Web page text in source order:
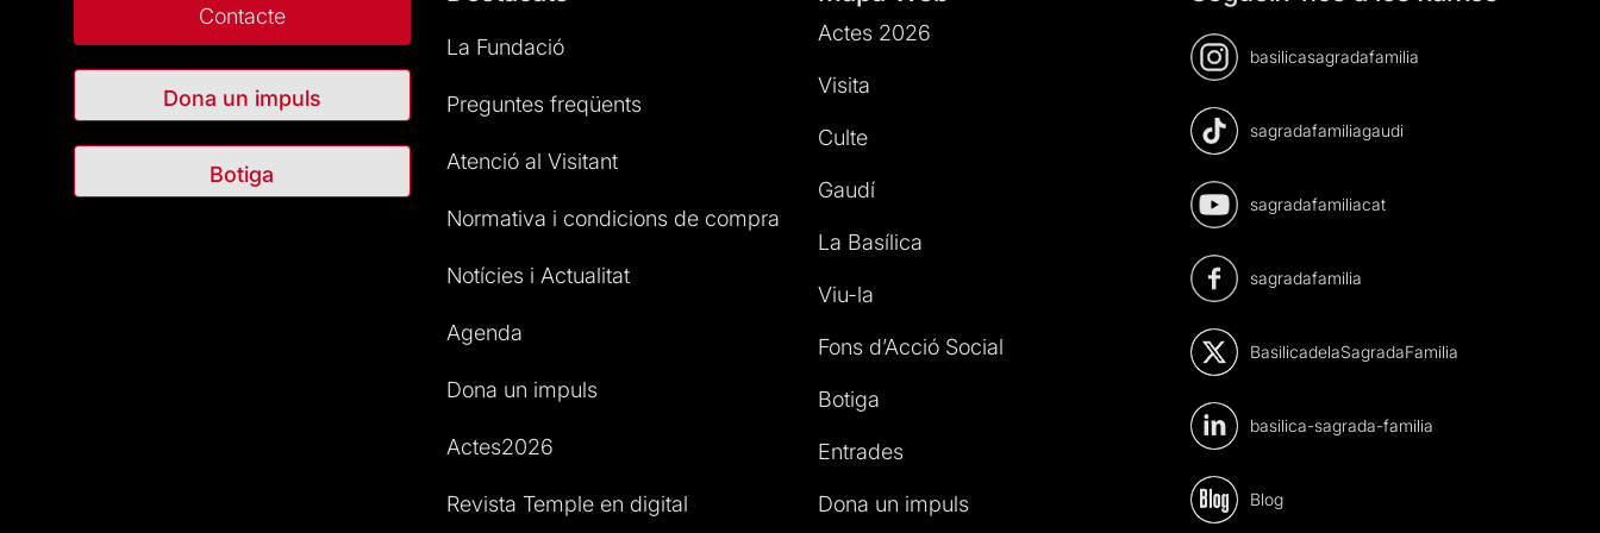
Contacte
Dona un impuls
Botiga
La Fundació
Preguntes freqüents
Atenció al Visitant
Normativa i condicions de compra
Notícies i Actualitat
Agenda
Dona un impuls
Actes2026
Revista Temple en digital
Actes 2026
Visita
Culte
Gaudí
La Basílica
Viu-la
Fons d’Acció Social
Botiga
Entrades
Dona un impuls
basilicasagradafamilia
sagradafamiliagaudi
sagradafamiliacat
sagradafamilia
BasilicadelaSagradaFamilia
basilica-sagrada-familia
Blog